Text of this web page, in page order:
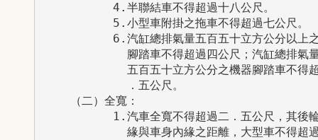
          4.半聯結車不得超過十八公尺。
          5.小型車附掛之拖車不得超過七公尺。
6.汽缸總排氣量五百五十立方公分以上
腳踏車不得超過四公尺；汽缸總排氣
五百五十立方公分之機器腳踏車不得
            ．五公尺。
    （二）全寬：
1.汽車全寬不得超過二．五公尺，其後
緣與車身內緣之距離，大型車不得超